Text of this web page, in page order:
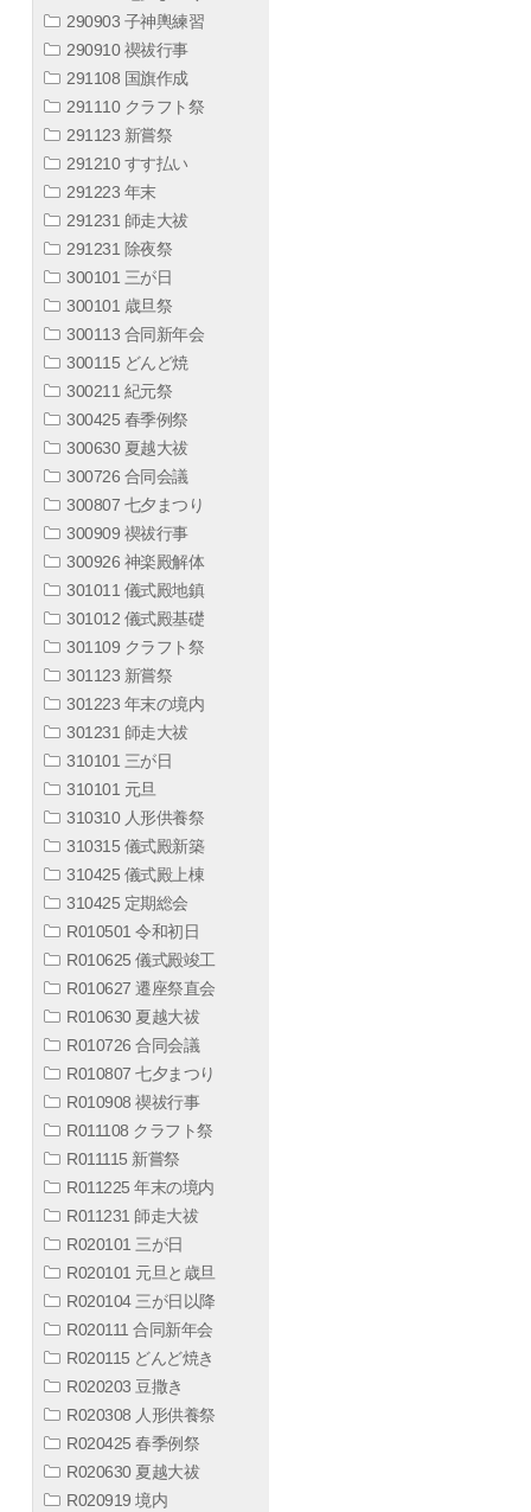
290903 子神輿練習
290910 禊祓行事
291108 国旗作成
291110 クラフト祭
291123 新嘗祭
291210 すす払い
291223 年末
291231 師走大祓
291231 除夜祭
300101 三が日
300101 歳旦祭
300113 合同新年会
300115 どんど焼
300211 紀元祭
300425 春季例祭
300630 夏越大祓
300726 合同会議
300807 七夕まつり
300909 禊祓行事
300926 神楽殿解体
301011 儀式殿地鎮
301012 儀式殿基礎
301109 クラフト祭
301123 新嘗祭
301223 年末の境内
301231 師走大祓
310101 三が日
310101 元旦
310310 人形供養祭
310315 儀式殿新築
310425 儀式殿上棟
310425 定期総会
R010501 令和初日
R010625 儀式殿竣工
R010627 遷座祭直会
R010630 夏越大祓
R010726 合同会議
R010807 七夕まつり
R010908 禊祓行事
R011108 クラフト祭
R011115 新嘗祭
R011225 年末の境内
R011231 師走大祓
R020101 三が日
R020101 元旦と歳旦
R020104 三が日以降
R020111 合同新年会
R020115 どんど焼き
R020203 豆撒き
R020308 人形供養祭
R020425 春季例祭
R020630 夏越大祓
R020919 境内